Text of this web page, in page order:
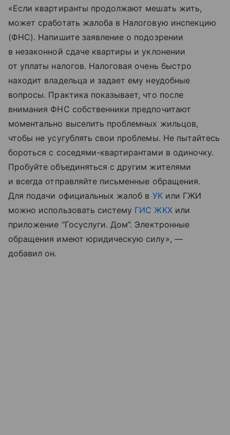
«Если квартиранты продолжают мешать жить,
может сработать жалоба в Налоговую инспекцию
(ФНС). Напишите заявление о подозрении
в незаконной сдаче квартиры и уклонении
от уплаты налогов. Налоговая очень быстро
находит владельца и задает ему неудобные
вопросы. Практика показывает, что после
внимания ФНС собственники предпочитают
моментально выселить проблемных жильцов,
чтобы не усугублять свои проблемы. Не пытайтесь
бороться с соседями-квартирантами в одиночку.
Пробуйте объединяться с другим жителями
и всегда отправляйте письменные обращения.
Для подачи официальных жалоб в УКили ГЖИ
можно использовать систему ГИС ЖКХили
приложение “Госуслуги. Дом”. Электронные
обращения имеют юридическую силу», —
добавил он.